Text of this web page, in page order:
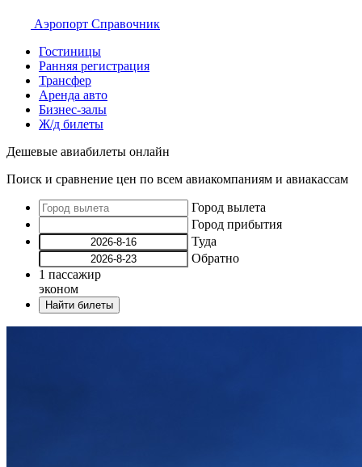
Аэропорт Справочник
Гостиницы
Ранняя регистрация
Трансфер
Аренда авто
Бизнес-залы
Ж/д билеты
Дешевые авиабилеты онлайн
Поиск и сравнение цен по всем авиакомпаниям и авиакассам
Город вылета
Город прибытия
Туда
Обратно
1 пассажир
эконом
Найти билеты